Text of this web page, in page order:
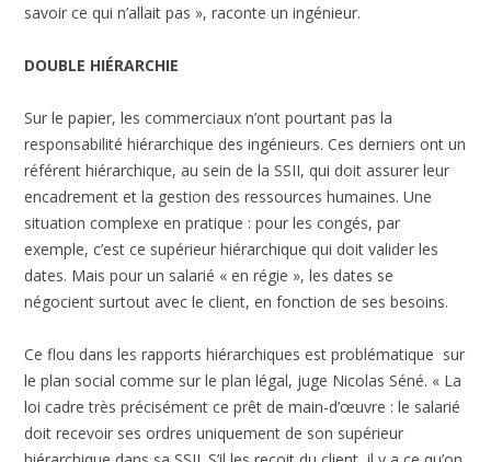
savoir ce qui n’allait pas », raconte un ingénieur.
DOUBLE HIÉRARCHIE
Sur le papier, les commerciaux n’ont pourtant pas la
responsabilité hiérarchique des ingénieurs. Ces derniers ont un
référent hiérarchique, au sein de la SSII, qui doit assurer leur
encadrement et la gestion des ressources humaines. Une
situation complexe en pratique : pour les congés, par
exemple, c’est ce supérieur hiérarchique qui doit valider les
dates. Mais pour un salarié « en régie », les dates se
négocient surtout avec le client, en fonction de ses besoins.
Ce flou dans les rapports hiérarchiques est problématique sur
le plan social comme sur le plan légal, juge Nicolas Séné. « La
loi cadre très précisément ce prêt de main-d’œuvre : le salarié
doit recevoir ses ordres uniquement de son supérieur